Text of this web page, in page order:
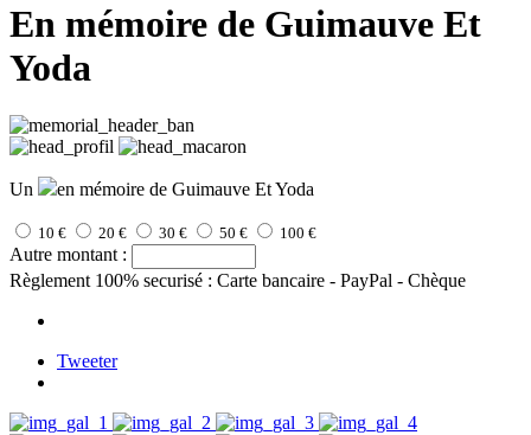
En mémoire de Guimauve Et
Yoda
Un en mémoire de Guimauve Et Yoda
10 € 20 € 30 € 50 € 100 €
Autre montant :
Règlement 100% securisé : Carte bancaire - PayPal - Chèque
Tweeter